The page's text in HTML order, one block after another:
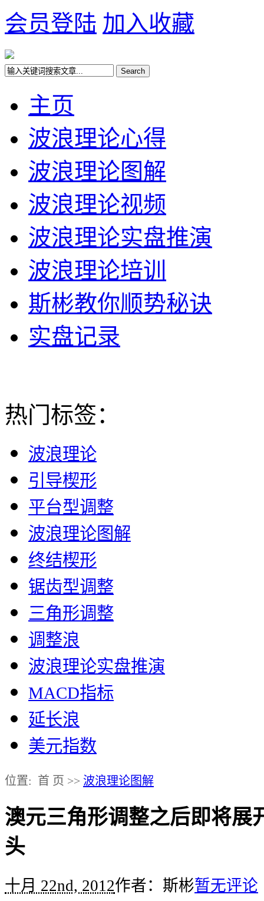
会员登陆 加入收藏
主页
波浪理论心得
波浪理论图解
波浪理论视频
波浪理论实盘推演
波浪理论培训
斯彬教你顺势秘诀
实盘记录
热门标签：
波浪理论
引导楔形
平台型调整
波浪理论图解
终结楔形
锯齿型调整
三角形调整
调整浪
波浪理论实盘推演
MACD指标
延长浪
美元指数
位置: 首 页 >> 波浪理论图解
澳元三角形调整之后即将展
头
十月 22nd, 2012作者：斯彬暂无评论